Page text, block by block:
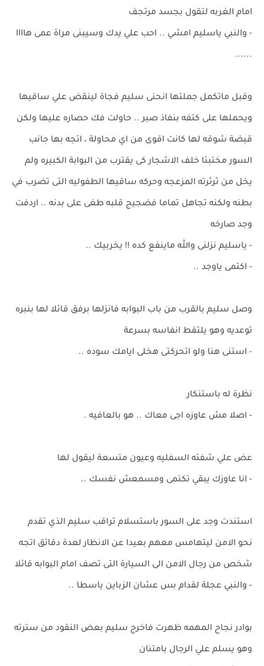
امام الغربه لتقول بجسد مرتجف
- والنبي ياسليم امشي .. احب علي يدك وسيبنى مراة عمى هاااا
......
وقبل ماتكمل جملتها انحنى سليم فجاة لينقض علي ساقيها
ويحملها على كتفه بنفاذ صبر .. حاولت فك حصاره عليها ولكن
قبضة شوقه لها كانت اقوى من اي محاولة ، اتجه بها جانب
السور مختبئا خلف الاشجار كى يقترب من البوابة الكبيره ولم
يخل من ثرثرته المزعجه وحركه ساقيها الطفوليه التى تضرب في
بطنه ولكنه تجاهل تماما فضجيج قلبه طغى على بدنه .. اردفت
وجد صارخه
- ياسليم نزلنى والله ماينفع كده !! يخربيك ..
- اكتمى ياوجد ..
وصل سليم بالقرب من باب البوابه فانزلها برفق قائلا لها بنبره
توعديه وهو يلتقط انفاسه بسرعة
- استنى هنا ولو اتحركتى هخلى ايامك سوده ..
نظرة له باستنكار
- اصلا مش عاوزه اجى معاك .. هو بالعافيه .
عض علي شفته السفليه وعيون متسعة ليقول لها
- انا عاوزك يبقي تكتمى ومسمعش نفسك ..
استندت وجد على السور باستسلام تراقب سليم الذي تقدم
نحو الامن ليتهامس معهم بعيدا عن الانظار لعدة دقائق اتجه
شخص من رجال الامن الى السيارة التى تصف امام البوابه قائلا
- والنبي عجلة لقدام بس عشان الزباين ياسطا ..
بوادر نجاح المهمه ظهرت فاخرج سليم بعض النقود من سترته
وهو يسلم علي الرجال بامتنان